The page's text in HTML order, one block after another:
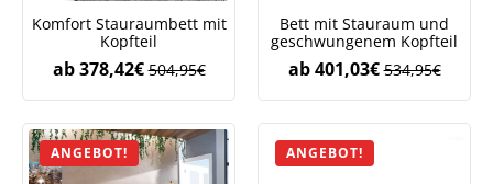
Komfort Stauraumbett mit
Kopfteil
ab 504,95€
378,42€
Bett mit Stauraum und
geschwungenem Kopfteil
ab 534,95€
401,03€
ANGEBOT! ANGEBOT!